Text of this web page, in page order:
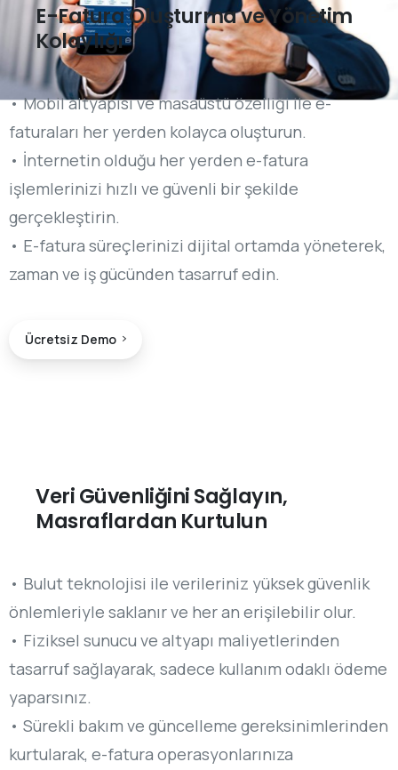
E-Fatura Oluşturma ve Yönetim
Kolaylığı
• Mobil altyapısı ve masaüstü özelliği ile e-
faturaları her yerden kolayca oluşturun.
• İnternetin olduğu her yerden e-fatura
işlemlerinizi hızlı ve güvenli bir şekilde
gerçekleştirin.
• E-fatura süreçlerinizi dijital ortamda yöneterek,
zaman ve iş gücünden tasarruf edin.
Ücretsiz Demo
Veri Güvenliğini Sağlayın,
Masraflardan Kurtulun
• Bulut teknolojisi ile verileriniz yüksek güvenlik
önlemleriyle saklanır ve her an erişilebilir olur.
• Fiziksel sunucu ve altyapı maliyetlerinden
tasarruf sağlayarak, sadece kullanım odaklı ödeme
yaparsınız.
• Sürekli bakım ve güncelleme gereksinimlerinden
kurtularak, e-fatura operasyonlarınıza